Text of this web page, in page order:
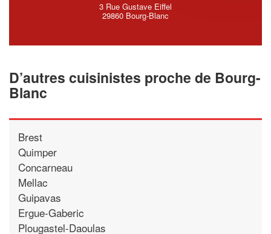
3 Rue Gustave Eiffel
29860 Bourg-Blanc
D’autres cuisinistes proche de Bourg-
Blanc
Brest
Quimper
Concarneau
Mellac
Guipavas
Ergue-Gaberic
Plougastel-Daoulas